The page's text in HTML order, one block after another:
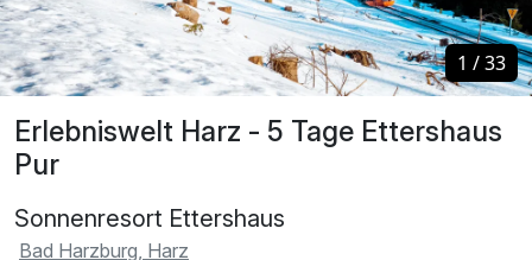
Erlebniswelt Harz - 5 Tage Ettershaus
Pur
Sonnenresort Ettershaus
Bad Harzburg, Harz
1 /33
1 /33